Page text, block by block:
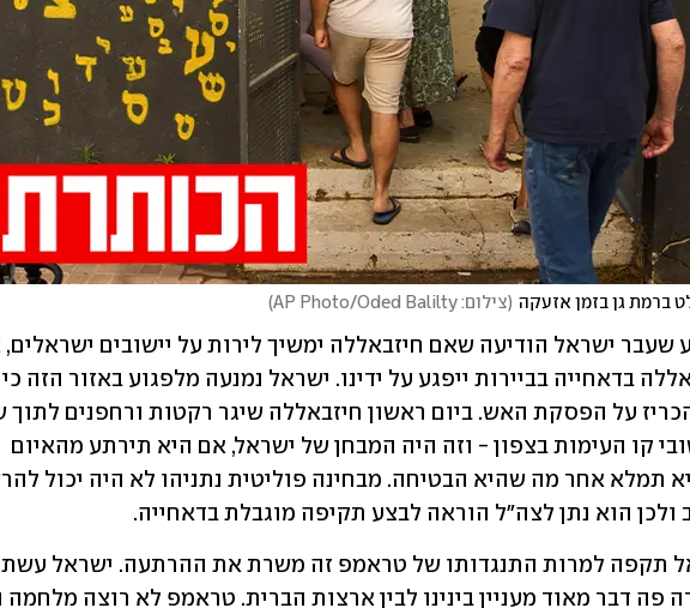
ברמת גן בזמן אזעקה (צילום: AP Photo/Oded Balilty )
ולכן הוא נתן לצה"ל הוראה לבצע תקיפה מוגבלת בדאחייה.